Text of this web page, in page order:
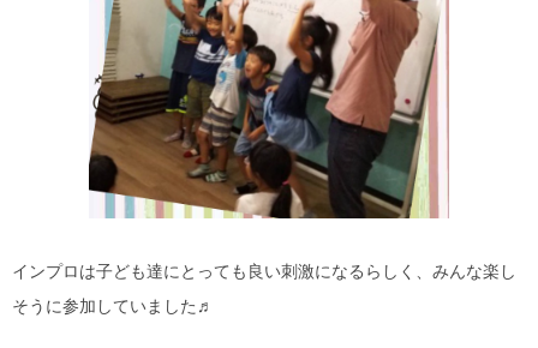
インプロは子ども達にとっても良い刺激になるらしく、みんな楽し
そうに参加していました♬